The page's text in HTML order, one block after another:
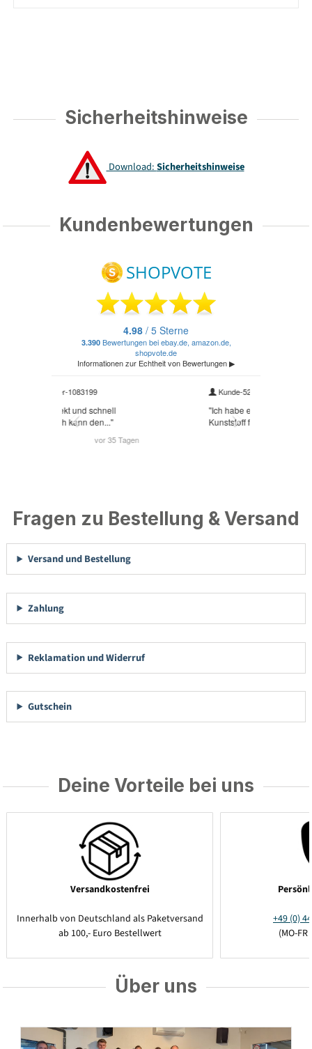
Sicherheitshinweise
Download:Sicherheitshinweise
Kundenbewertungen
Fragen zu Bestellung & Versand
Versand und Bestellung
Zahlung
Reklamation und Widerruf
Gutschein
Deine Vorteile bei uns
Versandkostenfrei
Innerhalb von Deutschland als Paketversand
ab 100,- Euro Bestellwert
+49 (0)
(MO-
Über uns